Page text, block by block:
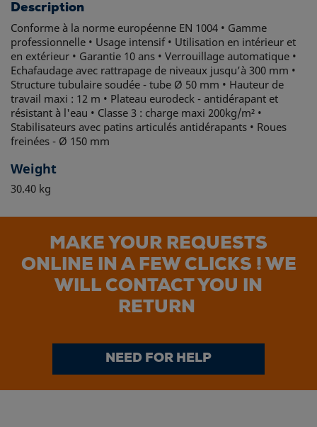
Description
Conforme à la norme européenne EN 1004 • Gamme
professionnelle • Usage intensif • Utilisation en intérieur et
en extérieur • Garantie 10 ans • Verrouillage automatique •
Echafaudage avec rattrapage de niveaux jusqu’à 300 mm •
Structure tubulaire soudée - tube Ø 50 mm • Hauteur de
travail maxi : 12 m • Plateau eurodeck - antidérapant et
résistant à l'eau • Classe 3 : charge maxi 200kg/m² •
Stabilisateurs avec patins articulés antidérapants • Roues
freinées - Ø 150 mm
Weight
30.40 kg
MAKE YOUR REQUESTS
ONLINE IN A FEW CLICKS ! WE
WILL CONTACT YOU IN
RETURN
NEED FOR HELP